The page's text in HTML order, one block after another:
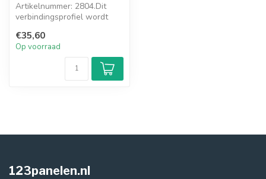
Artikelnummer: 2804.Dit
verbindingsprofiel wordt
gevel...
€35,60
Op voorraad
123panelen.nl